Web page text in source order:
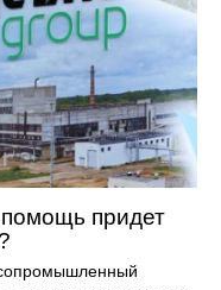
придет